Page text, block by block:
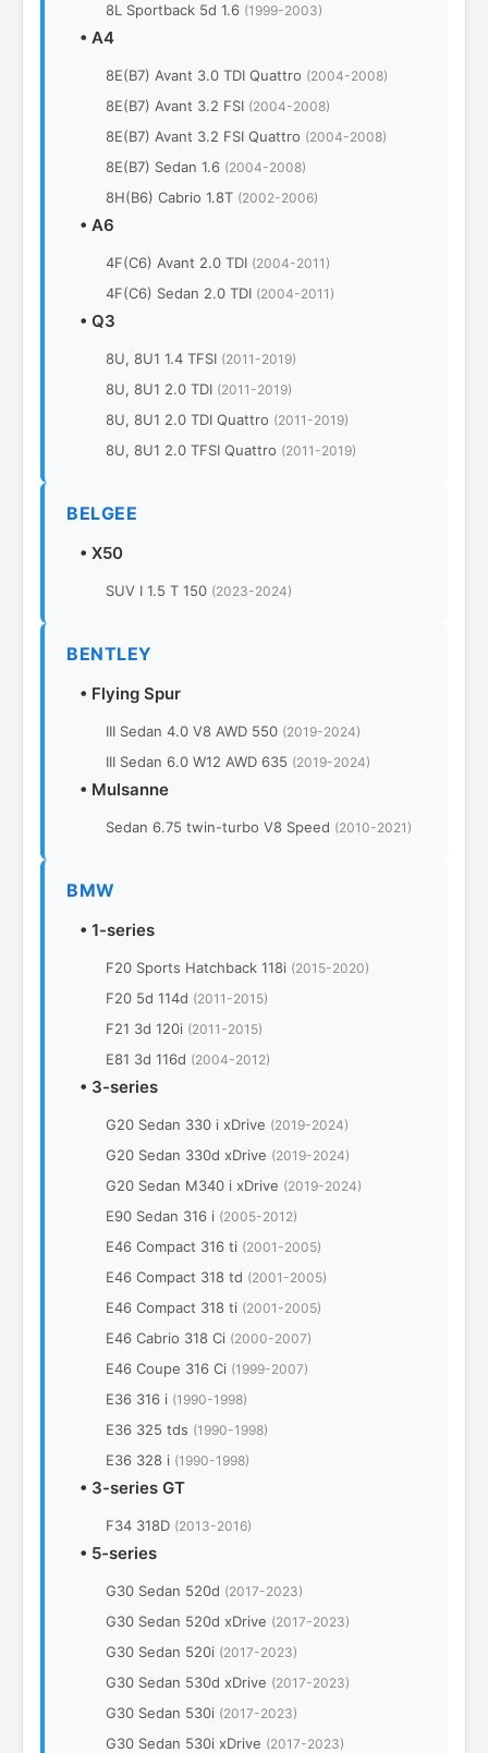
8L Sportback 5d 1.6 (1999-2003)
• A4
8E(B7) Avant 3.0 TDI Quattro (2004-2008)
8E(B7) Avant 3.2 FSI (2004-2008)
8E(B7) Avant 3.2 FSI Quattro (2004-2008)
8E(B7) Sedan 1.6 (2004-2008)
8H(B6) Cabrio 1.8T (2002-2006)
• A6
4F(C6) Avant 2.0 TDI (2004-2011)
4F(C6) Sedan 2.0 TDI (2004-2011)
• Q3
8U, 8U1 1.4 TFSI (2011-2019)
8U, 8U1 2.0 TDI (2011-2019)
8U, 8U1 2.0 TDI Quattro (2011-2019)
8U, 8U1 2.0 TFSI Quattro (2011-2019)
BELGEE
• X50
SUV I 1.5 T 150 (2023-2024)
BENTLEY
• Flying Spur
III Sedan 4.0 V8 AWD 550 (2019-2024)
III Sedan 6.0 W12 AWD 635 (2019-2024)
• Mulsanne
Sedan 6.75 twin-turbo V8 Speed (2010-2021)
BMW
• 1-series
F20 Sports Hatchback 118i (2015-2020)
F20 5d 114d (2011-2015)
F21 3d 120i (2011-2015)
E81 3d 116d (2004-2012)
• 3-series
G20 Sedan 330 i xDrive (2019-2024)
G20 Sedan 330d xDrive (2019-2024)
G20 Sedan M340 i xDrive (2019-2024)
E90 Sedan 316 i (2005-2012)
E46 Compact 316 ti (2001-2005)
E46 Compact 318 td (2001-2005)
E46 Compact 318 ti (2001-2005)
E46 Cabrio 318 Ci (2000-2007)
E46 Coupe 316 Ci (1999-2007)
E36 316 i (1990-1998)
E36 325 tds (1990-1998)
E36 328 i (1990-1998)
• 3-series GT
F34 318D (2013-2016)
• 5-series
G30 Sedan 520d (2017-2023)
G30 Sedan 520d xDrive (2017-2023)
G30 Sedan 520i (2017-2023)
G30 Sedan 530d xDrive (2017-2023)
G30 Sedan 530i (2017-2023)
G30 Sedan 530i xDrive (2017-2023)